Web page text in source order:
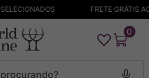
FRETE GRÁTIS
0